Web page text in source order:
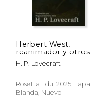
Herbert West,
reanimador y otros
experimentos -
Herbert West:
Other Experiments.
Texto paralelo
H. P. Lovecraft
Rosetta Edu, 2025, Tapa
Blanda, Nuevo